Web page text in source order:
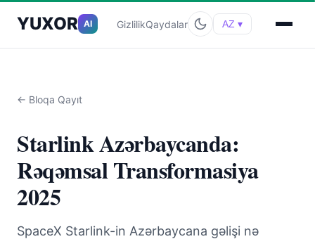
YUXOR AI GizlilikQaydalar AZ ▾
← Bloqa Qayıt
Starlink Azərbaycanda:
Rəqəmsal Transformasiya
2025
SpaceX Starlink-in Azərbaycana gəlişi nə